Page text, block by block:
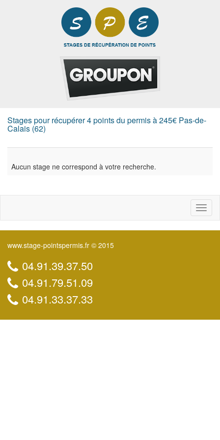
Stages pour récupérer 4 points du permis à 245€ Pas-de-
Calais (62)
Aucun stage ne correspond à votre recherche.
www.stage-pointspermis.fr © 2015
04.91.39.37.50
04.91.79.51.09
04.91.33.37.33